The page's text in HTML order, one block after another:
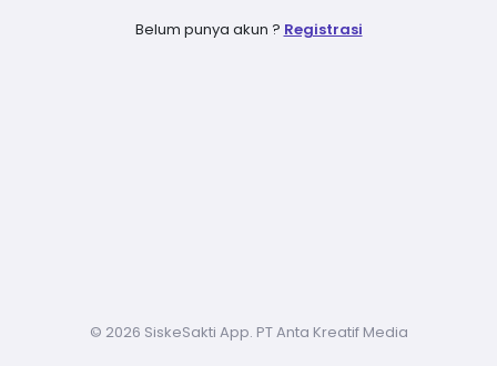
Belum punya akun ? Registrasi
© 2026 SiskeSakti App. PT Anta Kreatif Media